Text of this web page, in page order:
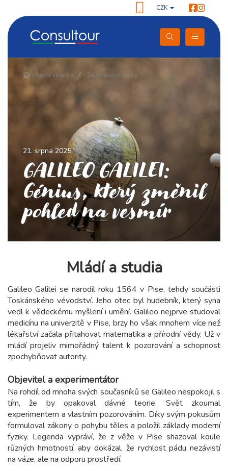
CZK
Hlavní stránka Zajímavosti a tipy
21. srpna 2025
GALILEO GALILEI:
Génius, který změnil
pohled na vesmír
Mládí a studia
Galileo Galilei se narodil roku 1564 v Pise, tehdy součásti
Toskánského vévodství. Jeho otec byl hudebník, který syna
vedl k vědeckému myšlení i umění. Galileo nejprve studoval
medicínu na univerzitě v Pise, brzy ho však mnohem více než
lékařství začala přitahovat matematika a přírodní vědy. Už v
mládí projeliv mimořádný talent k pozorování a schopnost
zpochybňovat autority.
Objevitel a experimentátor
Na rohdíl od mnoha svých současníků se Galileo nespokojil s
tím, že by opakoval dávné teorie. Svět zkoumal
experimentem a vlastním pozorováním. Díky svým pokusům
formuloval zákony o pohybu těles a položil základy moderní
fyziky. Legenda vypráví, že z věže v Pise shazoval koule
různých hmotností, aby dokázal, že rychlost pádu nezávistí
na váze, ale na odporu prostředí.